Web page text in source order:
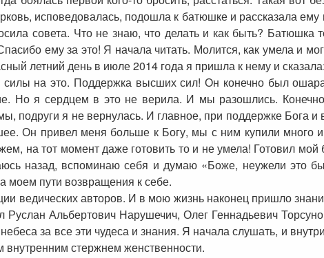
исповедовалась, подошла к батюшке и рассказала ему
совета. Что не знаю, что делать и как быть? Батюшка
ему за это! Я начала читать. Молится, как умела и
летний день в июле 2014 года я пришла к нему и
силы на это. Поддержка высших сил! Он конечно был
Но я сердцем в это не верила. И мы разошлись.
подруги я не вернулась. И главное, при поддержке Бога
Он привел меня больше к Богу, мы с ним купили много
на тот момент даже готовить то и не умела! Готовил
назад, вспоминаю себя и думаю «Боже, неужели это
моем пути возвращения к себе.
ведических авторов. И в мою жизнь наконец пришло
Альбертович Нарушечич, Олег Геннадьевич
за все эти чудеса и знания. Я начала слушать, и
стержнем женственности.